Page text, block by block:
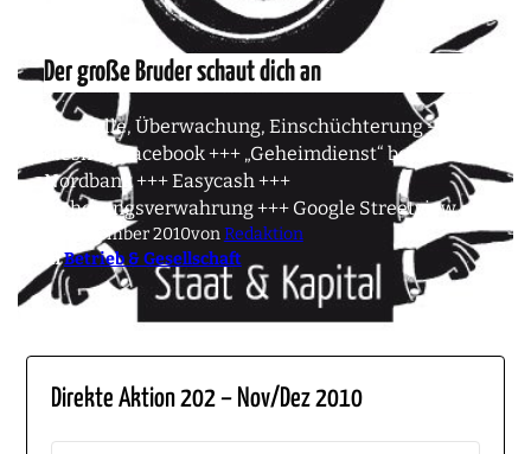
Der große Bruder schaut dich an
Kontrolle, Überwachung, Einschüchterung –
diesmal: Facebook +++ „Geheimdienst“ bei HSH-
Nordbank +++ Easycash +++
Sicherungsverwahrung +++ Google Streetview
16. Dezember 2010vonRedaktion
inBetrieb & Gesellschaft
Direkte Aktion 202 – Nov/Dez 2010